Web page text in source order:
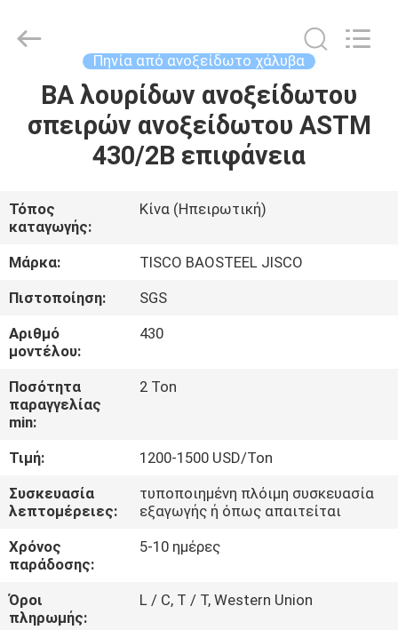
ΣΠΊΤΙ
ΠΡΟΪΌΝΤΑ
ΠΕΡΊΠΟΥ
ΕΜΕΊΣ
ΓΎΡΟΣ
ΕΡΓΟΣΤΑΣΊΩΝ
ΠΟΙΟΤΙΚΌΣ
ΈΛΕΓΧΟΣ
ΜΑΣ
ΕΛΆΤΕ
ΕΠΑΦΉ
ΜΕ
INDUSTRIAL
LIMITED.
Πηνία από ανοξείδωτο χάλυβα
BA λουρίδων ανοξείδωτου
σπειρών ανοξείδωτου ASTM
430/2B επιφάνεια
Τόπος
καταγωγής:
Κίνα (Ηπειρωτική)
Μάρκα:
TISCO BAOSTEEL JISCO
Πιστοποίηση:
SGS
Αριθμό
μοντέλου:
430
Ποσότητα
παραγγελίας
min:
2 Ton
Τιμή:
1200-1500 USD/Ton
Συσκευασία
λεπτομέρειες:
τυποποιημένη πλόιμη συσκευασία
εξαγωγής ή όπως απαιτείται
Χρόνος
παράδοσης:
5-10 ημέρες
Όροι
πληρωμής:
L / C, T / T, Western Union